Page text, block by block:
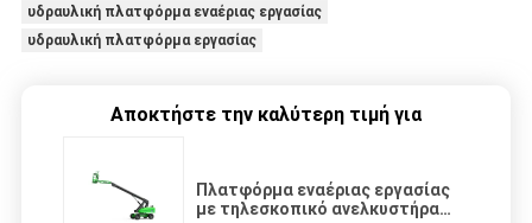
υδραυλική πλατφόρμα εναέριας εργασίας
υδραυλική πλατφόρμα εργασίας
Αποκτήστε την καλύτερη τιμή για
Πλατφόρμα εναέριας εργασίας
με τηλεσκοπικό ανελκυστήρα